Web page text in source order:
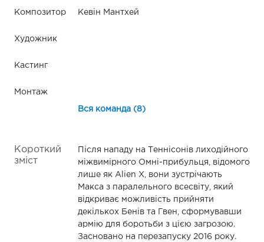
Композитор Кевін Мантхей
Художник
Кастинг
Монтаж
Вся команда (8)
Короткий
зміст
Після нападу на Теннісонів лиходійного
міжвимірного Омні-прибульця, відомого
лише як Alien X, вони зустрічають
Макса з паралельного всесвіту, який
відкриває можливість прийняти
декількох Бенів та Гвен, сформувавши
армію для боротьби з цією загрозою.
Засновано на перезапуску 2016 року.